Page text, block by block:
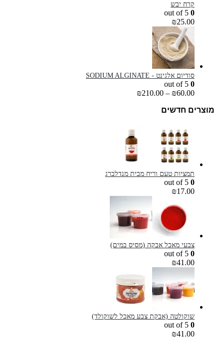
קרח יבש
0
₪25.00
סודיום אלגינט - SODIUM ALGINATE
0
₪60.00
–
₪210.00
מוצרים חדשים
תמציות טעם וריח מבית מנדלברג
0
₪17.00
צבעי מאכל אבקה (מסיס במים)
0
₪41.00
שוקולטה (אבקת צבע מאכל לשוקולד)
0
₪41.00